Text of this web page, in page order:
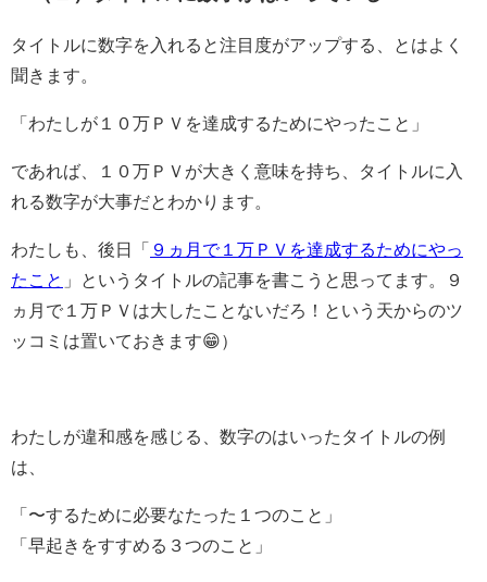
タイトルに数字を入れると注目度がアップする、とはよく
聞きます。
「わたしが１０万ＰＶを達成するためにやったこと」
であれば、１０万ＰＶが大きく意味を持ち、タイトルに入
れる数字が大事だとわかります。
わたしも、後日「 ９ヵ月で１万ＰＶを達成するためにやっ
たこと 」というタイトルの記事を書こうと思ってます。９
ヵ月で１万ＰＶは大したことないだろ！という天からのツ
ッコミは置いておきます😁）
わたしが違和感を感じる、数字のはいったタイトルの例
は、
「〜するために必要なたった１つのこと」
「早起きをすすめる３つのこと」